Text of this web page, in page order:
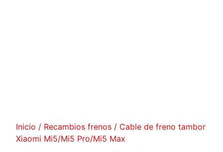
Inicio / Recambios frenos / Cable de freno tambor
Xiaomi Mi5/Mi5 Pro/Mi5 Max